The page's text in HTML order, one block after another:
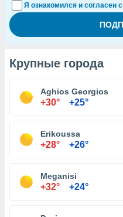
Я ознакомился и согласен
Крупные города
Aghios Georgios
+30° +25°
Erikoussa
+28° +26°
Meganisi
+32° +24°